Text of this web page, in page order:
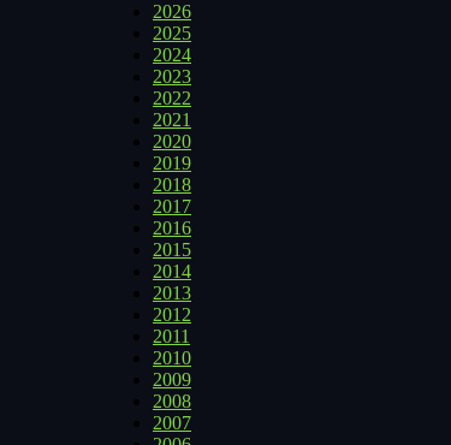
2026
2025
2024
2023
2022
2021
2020
2019
2018
2017
2016
2015
2014
2013
2012
2011
2010
2009
2008
2007